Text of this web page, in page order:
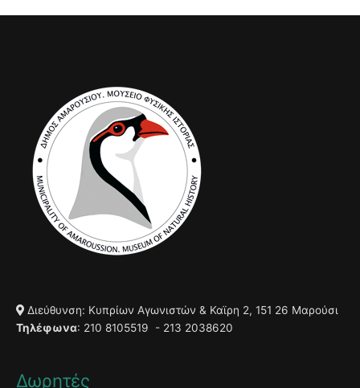
Διεύθυνση: Κυπρίων Αγωνιστών & Καϊρη 2, 151 26 Μαρούσι
Τηλέφωνα: 210 8105519 - 213 2038620
Δωρητές